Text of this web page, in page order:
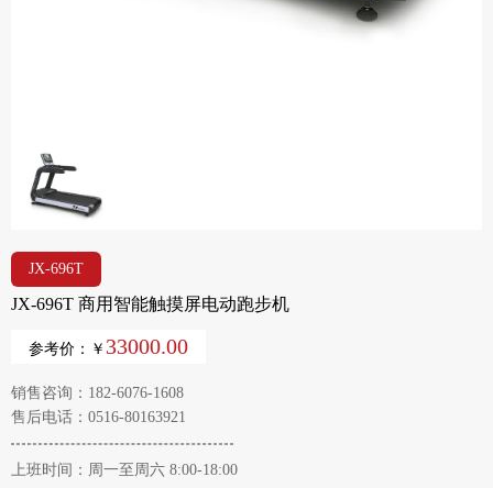
JX-696T
JX-696T 商用智能触摸屏电动跑步机
参考价：￥ 33000.00
销售咨询：182-6076-1608
售后电话：0516-80163921
上班时间：周一至周六 8:00-18:00